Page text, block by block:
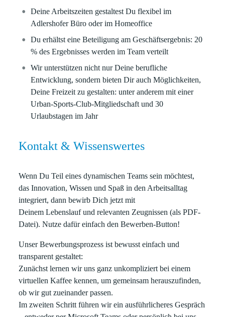
Deine Arbeitszeiten gestaltest Du flexibel im
Adlershofer Büro oder im Homeoffice
Du erhältst eine Beteiligung am Geschäftsergebnis: 20
% des Ergebnisses werden im Team verteilt
Wir unterstützen nicht nur Deine berufliche
Entwicklung, sondern bieten Dir auch Möglichkeiten,
Deine Freizeit zu gestalten: unter anderem mit einer
Urban-Sports-Club-Mitgliedschaft und 30
Urlaubstagen im Jahr
Kontakt & Wissenswertes
Wenn Du Teil eines dynamischen Teams sein möchtest,
das Innovation, Wissen und Spaß in den Arbeitsalltag
integriert, dann bewirb Dich jetzt mit
DeinemLebenslaufund relevanten Zeugnissen (alsPDF-
Datei). Nutze dafür einfach denBewerben-Button!
UnserBewerbungsprozess ist bewussteinfach und
transparent gestaltet:
Zunächst lernen wir uns ganz unkompliziert bei einem
virtuellen Kaffee kennen, um gemeinsam herauszufinden,
ob wir gut zueinander passen.
Im zweiten Schritt führen wir ein ausführlicheres Gespräch